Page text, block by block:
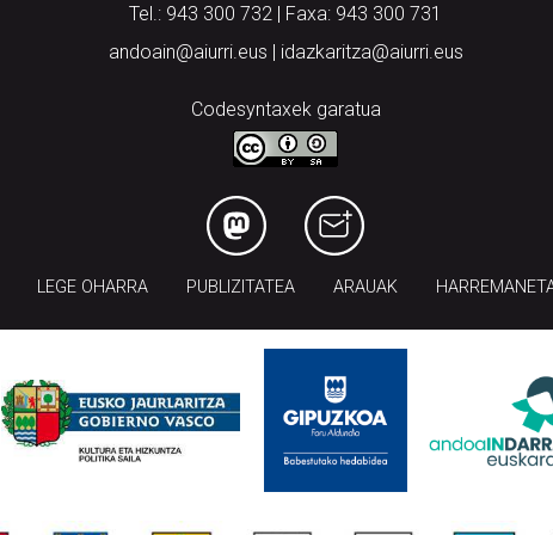
Tel.: 943 300 732 | Faxa: 943 300 731
andoain@aiurri.eus | idazkaritza@aiurri.eus
Codesyntaxek garatua
LEGE OHARRA PUBLIZITATEA ARAUAK